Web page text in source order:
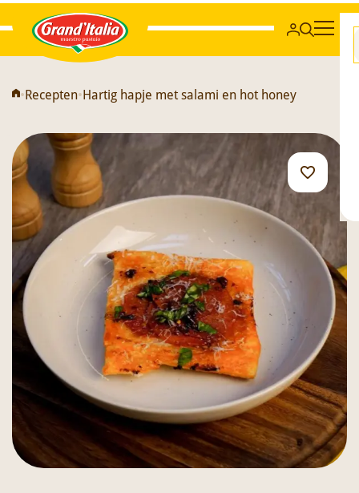
Grand'Italia
•Recepten•Hartig hapje met salami en hot honey